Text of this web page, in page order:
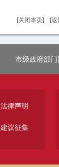
[关闭本页] [返
市级政府部门
法律声明
建议征集